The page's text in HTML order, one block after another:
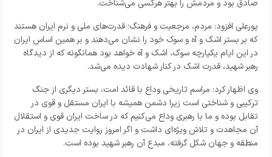
صادق بود و مردمش را بهتر هرکسی می‌شناخت.
پورعلی افزود: مردم، مرجعیت و فرهنگ؛ قدرت‌های ملی و نرم ایران هستند
که بر بستر اشک و آه و سوک خود را نشان می‌دهند و بر همین اساس ایران
در این ایام یکپارچه سوگ، اشک و آه خواهد بود همانگونه که از دیدگاه
رهبر شهید، قدرت اشک در کنار شهادت دیده می‌شد.
وی اظهار کرد: مراسم تاریخی وداع با قائد امت، بستر دیگری از جنگ
ترکیبی و شناختی است زیرا دشمن همیشه با ایران مستقل و قوی در
تقابل بوده و ما با رهبری وداع می‌کنیم که در ساخت ایران قوی و استقلال
آن مجاهدت و تلاش ویژه‌ای داشت و اگر امروز روایت جدیدی از ایران در
منطقه و جهان شکل گرفته، مبدع آن رهبر شهید بوده است.